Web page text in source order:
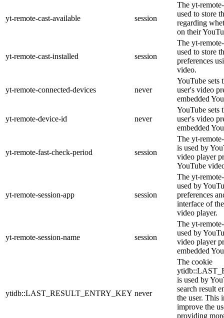
yt-remote-cast-available session
The yt-
used to store
regarding
on their
yt-remote-cast-installed session
The yt-
used to store
preferences
video.
yt-remote-connected-devices never
YouTube sets
user's video
embedded
yt-remote-device-id never
YouTube sets
user's video
embedded
yt-remote-fast-check-period session
The yt-
is used by
video player
YouTube
yt-remote-session-app session
The yt-
used by
preferences
interface of
video player.
yt-remote-session-name session
The yt-
used by
video player
embedded
ytidb::LAST_RESULT_ENTRY_KEY never
The cookie
is used by
search result
the user. This
improve the
providing